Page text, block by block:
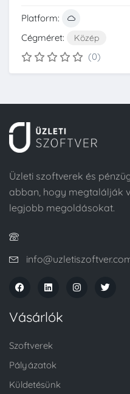
Platform:
Cégméret:
Közép
(0)
Üzleti szoftverek és
abban, hogy megtalálják
legjobb megoldásokat.
Vásárlók
Szoftverek
Pályázatok
Küldetésünk